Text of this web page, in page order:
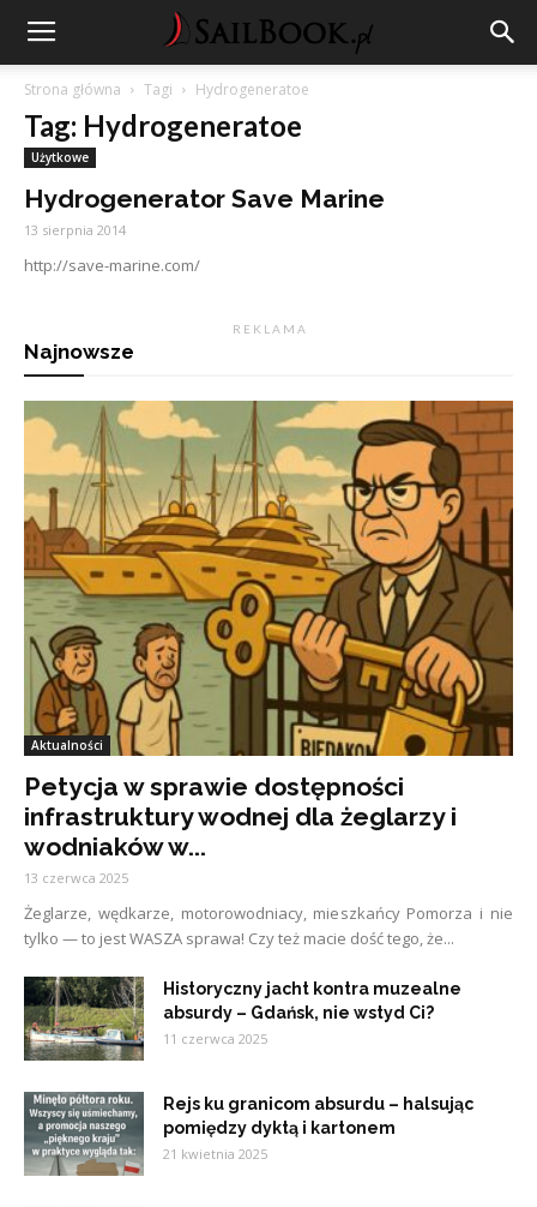
Strona główna Tagi Hydrogeneratoe
Tag: Hydrogeneratoe
Użytkowe
Hydrogenerator Save Marine
13 sierpnia 2014
http://save-marine.com/
R E K L A M A
Najnowsze
Aktualności
Petycja w sprawie dostępności
infrastruktury wodnej dla żeglarzy i
wodniaków w...
13 czerwca 2025
Żeglarze, wędkarze, motorowodniacy, mieszkańcy Pomorza i nie
tylko — to jest WASZA sprawa! Czy też macie dość tego, że...
Historyczny jacht kontra muzealne
absurdy – Gdańsk, nie wstyd Ci?
11 czerwca 2025
Rejs ku granicom absurdu – halsując
pomiędzy dyktą i kartonem
21 kwietnia 2025